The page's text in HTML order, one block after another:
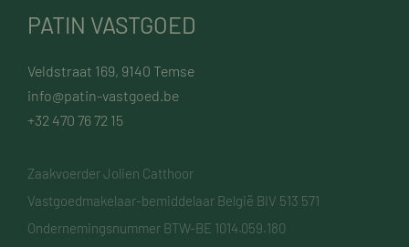
PATIN VASTGOED
Veldstraat 169, 9140 Temse
info@patin-vastgoed.be
+32 470 76 72 15
Zaakvoerder Jolien Catthoor
Vastgoedmakelaar-bemiddelaar België BIV 513 571
Ondernemingsnummer BTW-BE 1014.059.180